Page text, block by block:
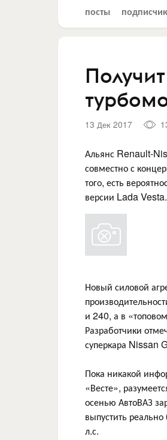
посты
13 Дек 2017
Альянс Renault-
совместно с
того, есть
версии Lada Vesta.
Новый силовой
и 240, а в
Разработчики
суперкара Nissan
Пока никакой
«Весте»,
осенью АвтоВАЗ
выпустить
л.с.